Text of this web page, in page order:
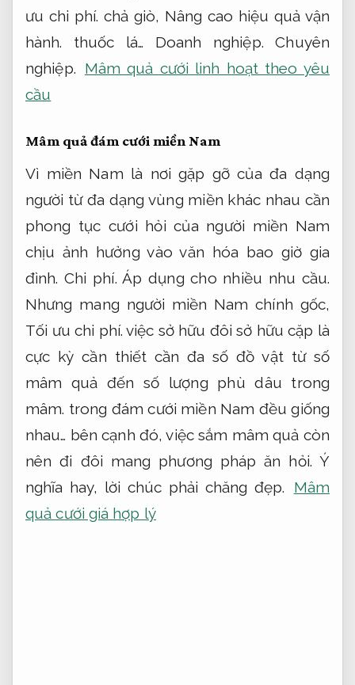
ưu chi phí. chả giò, Nâng cao hiệu quả vận
hành. thuốc lá… Doanh nghiệp.
Chuyên
nghiệp. Mâm quả cưới linh hoạt theo yêu
cầu
Mâm quả đám cưới miền Nam
Vì miền Nam là nơi gặp gỡ của đa dạng
người từ đa dạng vùng miền khác nhau cần
phong tục cưới hỏi của người miền Nam
chịu ảnh hưởng vào văn hóa bao giờ gia
đình.Chi phí. Áp dụng cho nhiều nhu cầu.
Nhưng mang người miền Nam chính gốc,
Tối ưu chi phí. việc sở hữu đôi sở hữu cặp là
cực kỳ cần thiết cần đa số đồ vật từ số
mâm quả đến số lượng phù dâu trong
mâm. trong đám cưới miền Nam đều giống
nhau… bên cạnh đó, việc sắm mâm quả còn
nên đi đôi mang phương pháp ăn hỏi. Ý
nghĩa hay, lời chúc phải chăng đẹp.
Mâm
quả cưới giá hợp lý